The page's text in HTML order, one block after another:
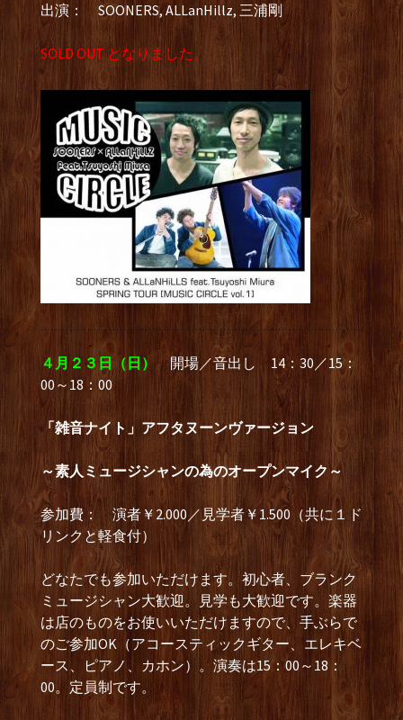
出演： SOONERS, ALLanHillz, 三浦剛
SOLD OUT となりました。
４月２３日（日）開場／音出し 14：30／15：
00～18：00
「雑音ナイト」アフタヌーンヴァージョン
～素人ミュージシャンの為のオープンマイク～
参加費： 演者￥2.000／見学者￥1.500（共に１ド
リンクと軽食付）
どなたでも参加いただけます。初心者、ブランク
ミュージシャン大歓迎。見学も大歓迎です。楽器
は店のものをお使いいただけますので、手ぶらで
のご参加OK（アコースティックギター、エレキベ
ース、ピアノ、カホン）。演奏は15：00～18：
00。定員制です。